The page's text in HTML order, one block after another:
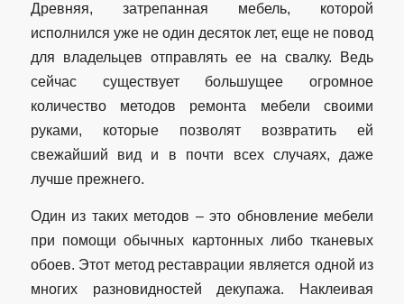
Древняя, затрепанная мебель, которой
исполнился уже не один десяток лет, еще не повод
для владельцев отправлять ее на свалку. Ведь
сейчас существует большущее огромное
количество методов ремонта мебели своими
руками, которые позволят возвратить ей
свежайший вид и в почти всех случаях, даже
лучше прежнего.
Один из таких методов – это обновление мебели
при помощи обычных картонных либо тканевых
обоев. Этот метод реставрации является одной из
многих разновидностей декупажа. Наклеивая